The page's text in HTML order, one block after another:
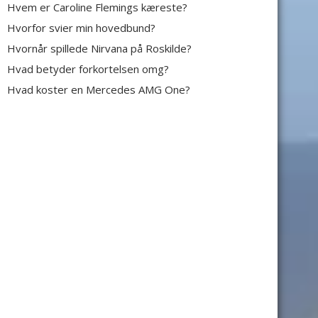
Hvem er Caroline Flemings kæreste?
Hvorfor svier min hovedbund?
Hvornår spillede Nirvana på Roskilde?
Hvad betyder forkortelsen omg?
Hvad koster en Mercedes AMG One?